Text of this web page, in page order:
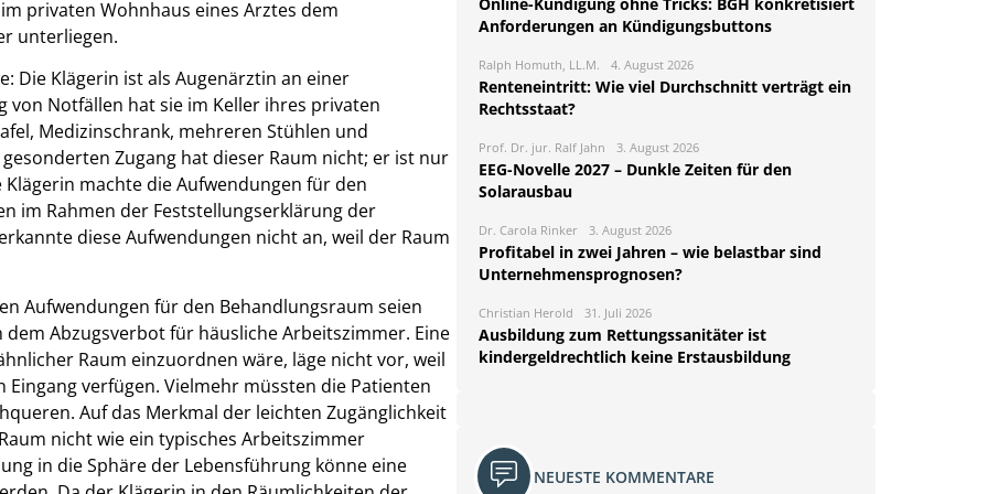
privaten Wohnhaus eines Arztes dem
unterliegen.
Die Klägerin ist als Augenärztin an einer
von Notfällen hat sie im Keller ihres privaten
Medizinschrank, mehreren Stühlen und
Zugang hat dieser Raum nicht; er ist nur
machte die Aufwendungen für den
im Rahmen der Feststellungserklärung der
diese Aufwendungen nicht an, weil der Raum
Aufwendungen für den Behandlungsraum seien
Abzugsverbot für häusliche Arbeitszimmer. Eine
Raum einzuordnen wäre, läge nicht vor, weil
verfügen. Vielmehr müssten die Patienten
Auf das Merkmal der leichten Zugänglichkeit
nicht wie ein typisches Arbeitszimmer
in die Sphäre der Lebensführung könne eine
Anforderungen an Kündigungsbuttons
Ralph Homuth, LL.M. 4. August 2026
Renteneintritt: Wie viel Durchschnitt verträgt ein
Rechtsstaat?
Prof. Dr. jur. Ralf Jahn 3. August 2026
EEG-Novelle 2027 – Dunkle Zeiten für den
Solarausbau
Dr. Carola Rinker 3. August 2026
Profitabel in zwei Jahren – wie belastbar sind
Unternehmensprognosen?
Christian Herold 31. Juli 2026
Ausbildung zum Rettungssanitäter ist
kindergeldrechtlich keine Erstausbildung
NEUESTE KOMMENTARE